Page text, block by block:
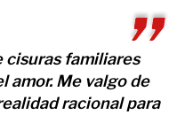
cisuras familiares
amor. Me valgo de
racional para